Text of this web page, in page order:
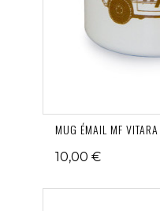
MUG ÉMAIL MF VITARA
10,00 €